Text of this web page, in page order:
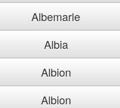
Albemarle
Albia
Albion
Albion